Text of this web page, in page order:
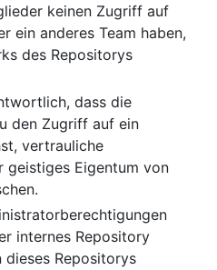
keinen Zugriff auf
ein anderes Team haben,
des Repositorys
dass die
den Zugriff auf ein
vertrauliche
geistiges Eigentum von
internes Repository
dieses Repositorys